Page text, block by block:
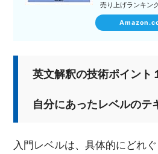
売り上げランキン
英文解釈の技術ポイント
自分にあったレベルのテ
入門レベルは、具体的にどれ